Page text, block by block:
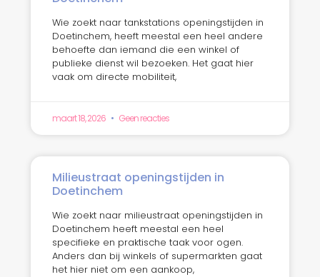
Wie zoekt naar tankstations openingstijden in
Doetinchem, heeft meestal een heel andere
behoefte dan iemand die een winkel of
publieke dienst wil bezoeken. Het gaat hier
vaak om directe mobiliteit,
maart 18, 2026 Geen reacties
Milieustraat openingstijden in
Doetinchem
Wie zoekt naar milieustraat openingstijden in
Doetinchem heeft meestal een heel
specifieke en praktische taak voor ogen.
Anders dan bij winkels of supermarkten gaat
het hier niet om een aankoop,